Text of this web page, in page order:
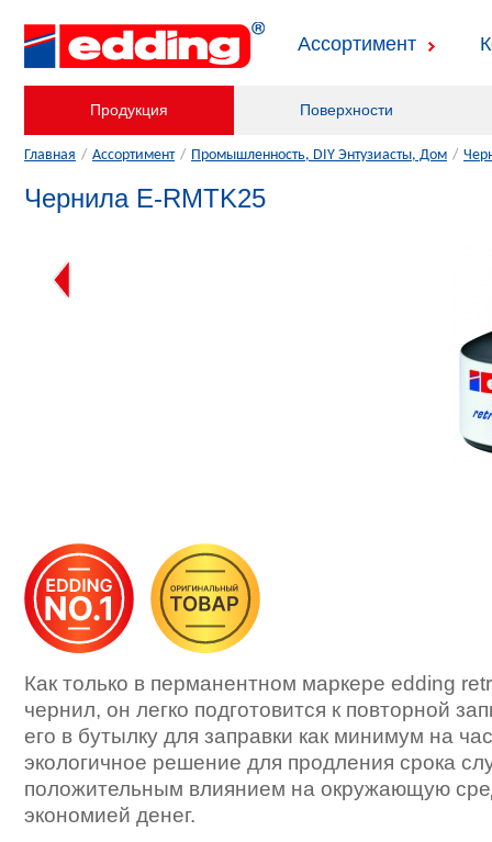
Ассортимент
Продукция Поверхности
Главная / Ассортимент / Промышленность, DIY Энтузиасты, Дом /
Чернила E-RMTK25
Как только в перманентном маркере edding
чернил, он легко подготовится к повторной
его в бутылку для заправки как минимум на
экологичное решение для продления срока
положительным влиянием на окружающую
экономией денег.